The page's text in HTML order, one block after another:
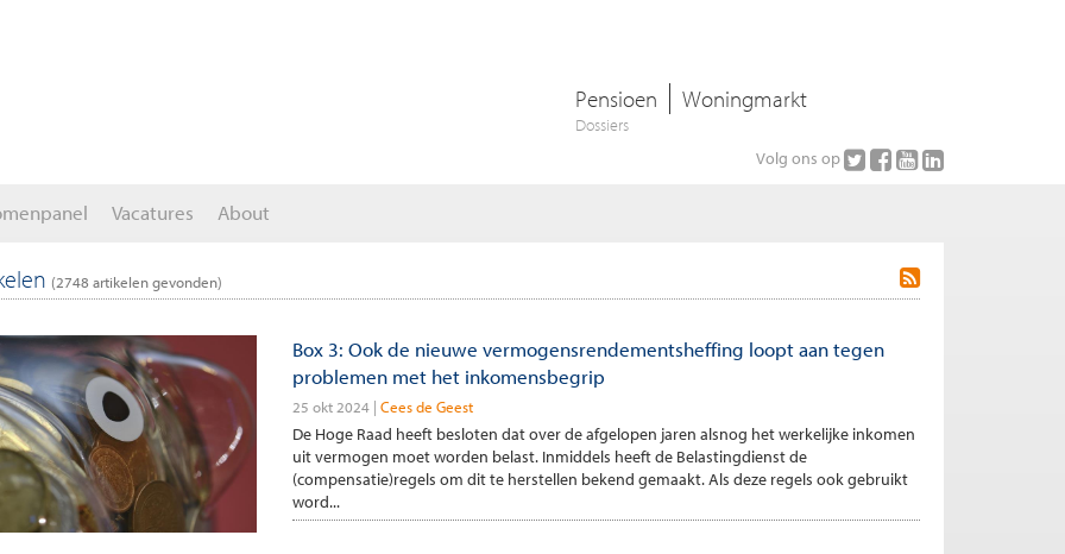
Pensioen Woningmarkt
Dossiers
Volg ons op
Vacatures About
(2748 artikelen gevonden)
Box 3: Ook de nieuwe vermogensrendementsheffing loopt aan tegen
problemen met het inkomensbegrip
25 okt 2024 Cees de Geest
De Hoge Raad heeft besloten dat over de afgelopen jaren alsnog het werkelijke inkomen
uit vermogen moet worden belast. Inmiddels heeft de Belastingdienst de
(compensatie)regels om dit te herstellen bekend gemaakt. Als deze regels ook gebruikt
word...